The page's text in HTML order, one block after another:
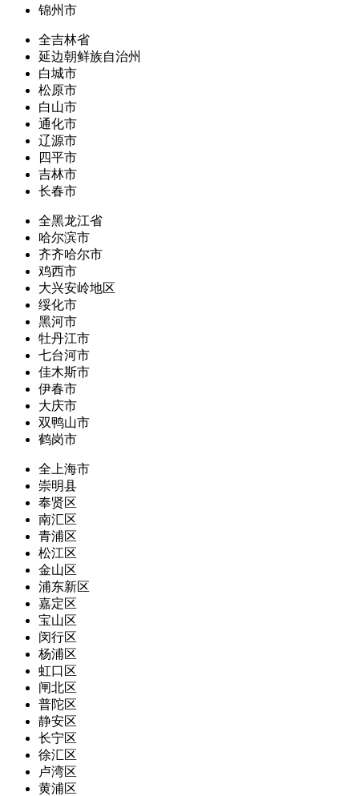
锦州市
全吉林省
延边朝鲜族自治州
白城市
松原市
白山市
通化市
辽源市
四平市
吉林市
长春市
全黑龙江省
哈尔滨市
齐齐哈尔市
鸡西市
大兴安岭地区
绥化市
黑河市
牡丹江市
七台河市
佳木斯市
伊春市
大庆市
双鸭山市
鹤岗市
全上海市
崇明县
奉贤区
南汇区
青浦区
松江区
金山区
浦东新区
嘉定区
宝山区
闵行区
杨浦区
虹口区
闸北区
普陀区
静安区
长宁区
徐汇区
卢湾区
黄浦区